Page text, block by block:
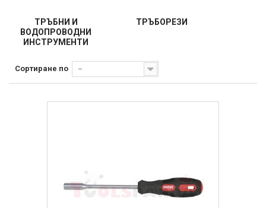
ТРЪБНИ И
ВОДОПРОВОДНИ
ИНСТРУМЕНТИ
ТРЪБОРЕЗИ
Сортиране по --